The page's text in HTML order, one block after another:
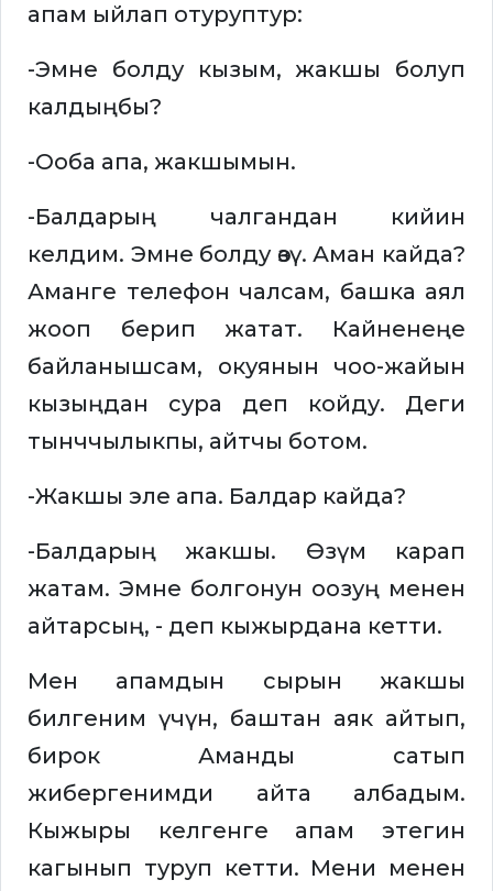
апам ыйлап отуруптур:
-Эмне болду кызым, жакшы болуп
калдыңбы?
-Ооба апа, жакшымын.
-Балдарың чалгандан кийин
келдим. Эмне болду өзү. Аман кайда?
Аманге телефон чалсам, башка аял
жооп берип жатат. Кайненеңе
байланышсам, окуянын чоо-жайын
кызыңдан сура деп койду. Деги
тынччылыкпы, айтчы ботом.
-Жакшы эле апа. Балдар кайда?
-Балдарың жакшы. Өзүм карап
жатам. Эмне болгонун оозуң менен
айтарсың, - деп кыжырдана кетти.
Мен апамдын сырын жакшы
билгеним үчүн, баштан аяк айтып,
бирок Аманды сатып
жибергенимди айта албадым.
Кыжыры келгенге апам этегин
кагынып туруп кетти. Мени менен